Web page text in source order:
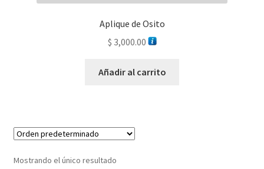
Aplique de Osito
$ 3,000.00
Añadir al carrito
Mostrando el único resultado